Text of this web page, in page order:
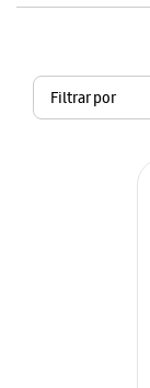
Filtrar por